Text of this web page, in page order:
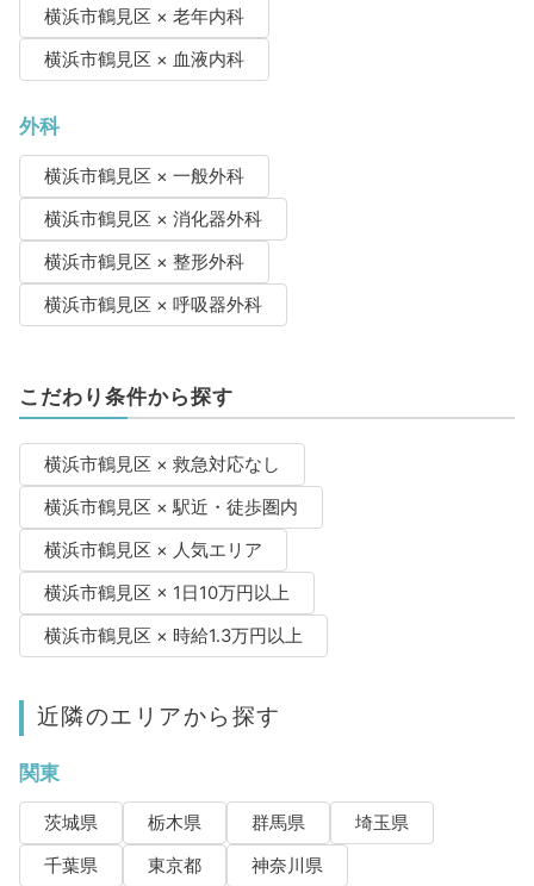
横浜市鶴見区 × 老年内科
横浜市鶴見区 × 血液内科
外科
横浜市鶴見区 × 一般外科
横浜市鶴見区 × 消化器外科
横浜市鶴見区 × 整形外科
横浜市鶴見区 × 呼吸器外科
こだわり条件から探す
横浜市鶴見区 × 救急対応なし
横浜市鶴見区 × 駅近・徒歩圏内
横浜市鶴見区 × 人気エリア
横浜市鶴見区 × 1日10万円以上
横浜市鶴見区 × 時給1.3万円以上
近隣のエリアから探す
関東
茨城県 栃木県 群馬県
埼玉県
千葉県
東京都 神奈川県